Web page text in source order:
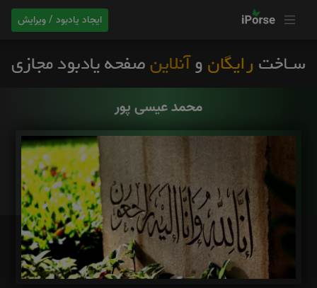
ایجاد یادبود / ویرایش
محمد عیسی پور